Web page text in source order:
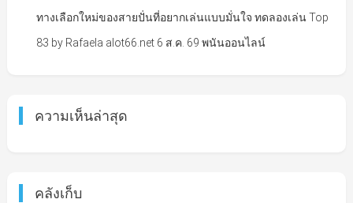
ทางเลือกใหม่ของสายปั่นที่อยากเล่นแบบมั่นใจ ทดลองเล่น Top
83 by Rafaela alot66.net 6 ส.ค. 69 พนันออนไลน์
ความเห็นล่าสุด
คลังเก็บ